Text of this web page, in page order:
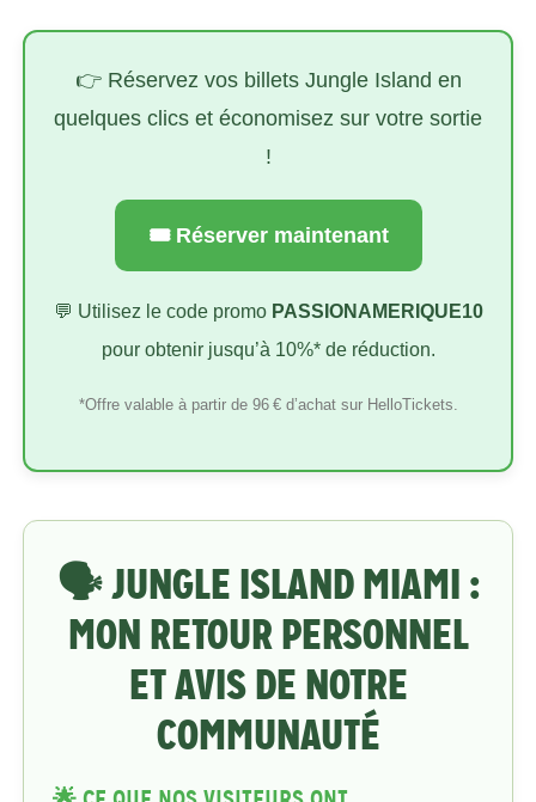
👉 Réservez vos billets Jungle Island en
quelques clics et économisez sur votre sortie
!
🎟️ Réserver maintenant
💬 Utilisez le code promo PASSIONAMERIQUE10
pour obtenir jusqu’à 10%* de réduction.
*Offre valable à partir de 96 € d’achat sur HelloTickets.
🗣️ JUNGLE ISLAND MIAMI :
MON RETOUR PERSONNEL
ET AVIS DE NOTRE
COMMUNAUTÉ